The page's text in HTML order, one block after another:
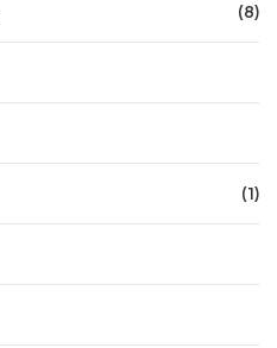
(8)
(1)